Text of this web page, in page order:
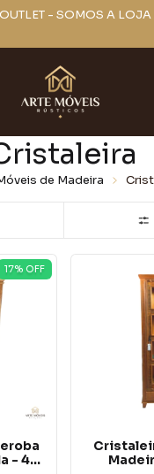
- SOMOS A
de Madeira
17% OFF
- 4